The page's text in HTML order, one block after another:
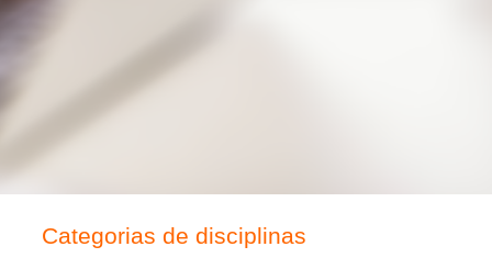
Categorias de disciplinas